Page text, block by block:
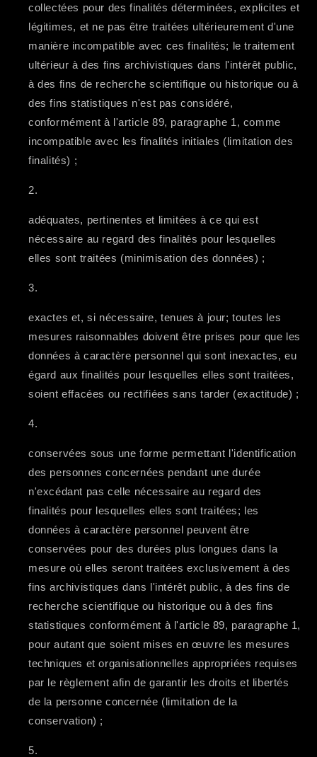
collectées pour des finalités déterminées, explicites et
légitimes, et ne pas être traitées ultérieurement d'une
manière incompatible avec ces finalités; le traitement
ultérieur à des fins archivistiques dans l'intérêt public,
à des fins de recherche scientifique ou historique ou à
des fins statistiques n'est pas considéré,
conformément à l'article 89, paragraphe 1, comme
incompatible avec les finalités initiales (limitation des
finalités) ;
adéquates, pertinentes et limitées à ce qui est
nécessaire au regard des finalités pour lesquelles
elles sont traitées (minimisation des données) ;
exactes et, si nécessaire, tenues à jour; toutes les
mesures raisonnables doivent être prises pour que les
données à caractère personnel qui sont inexactes, eu
égard aux finalités pour lesquelles elles sont traitées,
soient effacées ou rectifiées sans tarder (exactitude) ;
conservées sous une forme permettant l'identification
des personnes concernées pendant une durée
n'excédant pas celle nécessaire au regard des
finalités pour lesquelles elles sont traitées; les
données à caractère personnel peuvent être
conservées pour des durées plus longues dans la
mesure où elles seront traitées exclusivement à des
fins archivistiques dans l'intérêt public, à des fins de
recherche scientifique ou historique ou à des fins
statistiques conformément à l'article 89, paragraphe 1,
pour autant que soient mises en œuvre les mesures
techniques et organisationnelles appropriées requises
par le règlement afin de garantir les droits et libertés
de la personne concernée (limitation de la
conservation) ;